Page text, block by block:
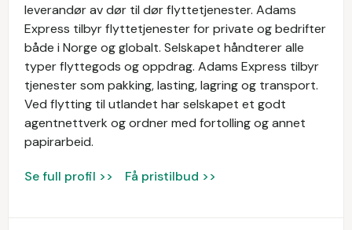
leverandør av dør til dør flyttetjenester. Adams
Express tilbyr flyttetjenester for private og bedrifter
både i Norge og globalt. Selskapet håndterer alle
typer flyttegods og oppdrag. Adams Express tilbyr
tjenester som pakking, lasting, lagring og transport.
Ved flytting til utlandet har selskapet et godt
agentnettverk og ordner med fortolling og annet
papirarbeid.
Se full profil >> Få pristilbud >>